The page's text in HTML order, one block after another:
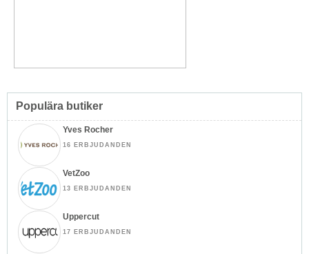
Populära butiker
Yves Rocher
16 ERBJUDANDEN
VetZoo
13 ERBJUDANDEN
Uppercut
17 ERBJUDANDEN